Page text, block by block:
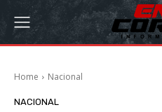
Home Nacional
NACIONAL